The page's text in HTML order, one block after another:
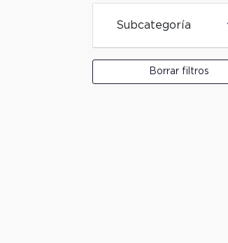
Subcategoría
Borrar filtros